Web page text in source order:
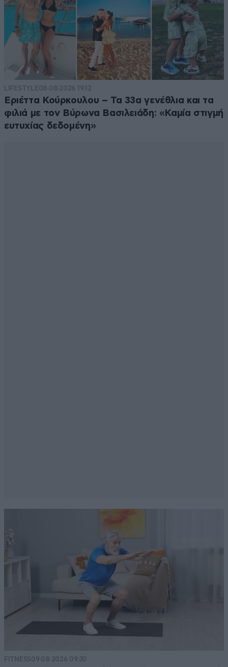
LIFESTYLE08·08·2026 19:12
Εριέττα Κούρκουλου – Τα 33α γενέθλια και τα
φιλιά με τον Βύρωνα Βασιλειάδη: «Καμία στιγμή
ευτυχίας δεδομένη»
FITNESS09·08·2026 09:30